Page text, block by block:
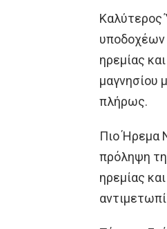
Καλύτερος
υποδοχέων
ηρεμίας
μαγνησίου
πλήρως.
Πιο Ήρεμα
πρόληψη
ηρεμίας